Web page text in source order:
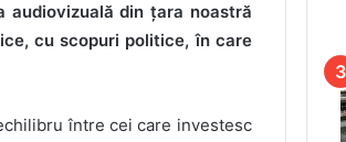
audiovizuală din țara noastră
cu scopuri politice, în care
între cei care investesc